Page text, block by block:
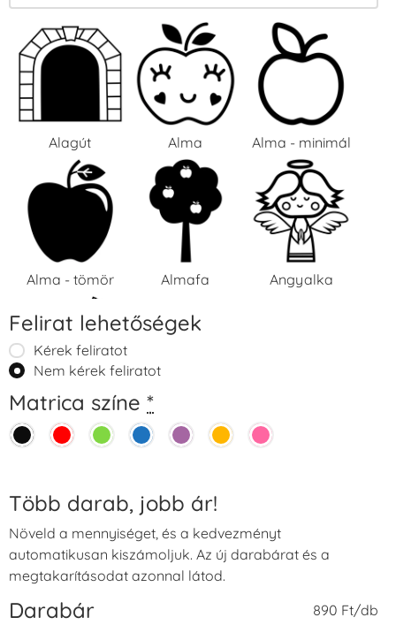
Alagút Alma Alma - minimál
Alma - tömör Almafa Angyalka
Ásó
Autó
versenyszámmal
Autókormány Babakocsi
Felirat lehetőségek
Kérek feliratot
Nem kérek feliratot
Matrica színe *
Több darab, jobb ár!
Növeld a mennyiséget, és a kedvezményt
automatikusan kiszámoljuk. Az új darabárat és a
megtakarításodat azonnal látod.
Darabár 890 Ft/db